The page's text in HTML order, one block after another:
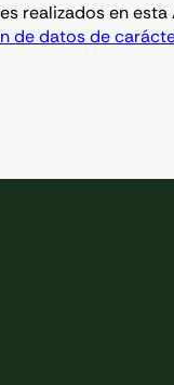
realizados en
de datos de